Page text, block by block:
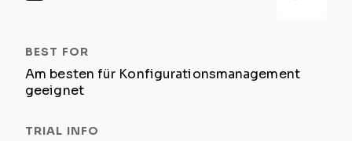
Am besten für Konfigurationsmanagement
geeignet